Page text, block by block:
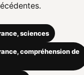
sciences
compréhension de